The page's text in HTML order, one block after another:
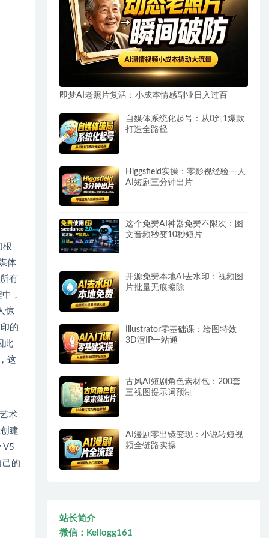
根
体
有
，
惊
的
此
这
术
建
V5
己的
即梦AI老照片复活：小成本情感副业日入过百
自媒体系统化起号：从0到1爆款
打造全路径
Higgsfield实操：零影视经验一人
AI短剧三分钟出片
这个免费AI神器免费不限次：图
文音频秒变10秒短片
开源免费本地AI去水印：视频图
片批量无痕擦除
Illustrator零基础课：绘图特效
3D渲IP一站通
古风AI短剧角色素材包：200套
三视图提示词预制
AI漫剧零出镜变现：小说转短视
频全链路实操
站长简介
微信：Kellogg161